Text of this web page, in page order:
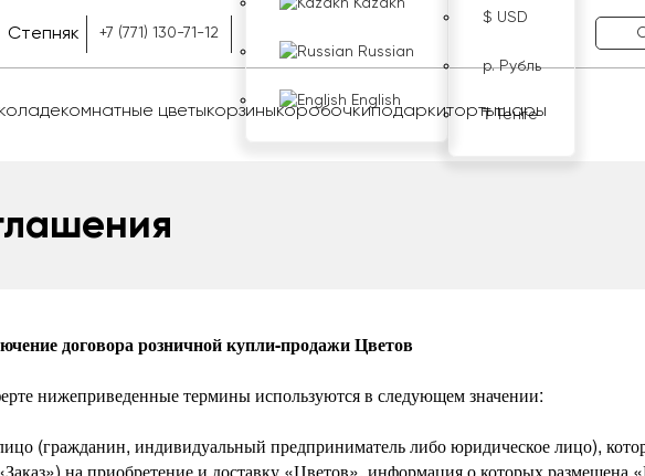
Степняк +7 (771) 130-71-12
Kazakh
Russian
English
$ USD
р. Рубль
₸ Тенге
комнатные цветыкорзиныкоробочкиподаркитортышары
договора розничной купли-продажи Цветов
нижеприведенные термины используются в следующем значении:
(гражданин, индивидуальный предприниматель либо юридическое лицо),